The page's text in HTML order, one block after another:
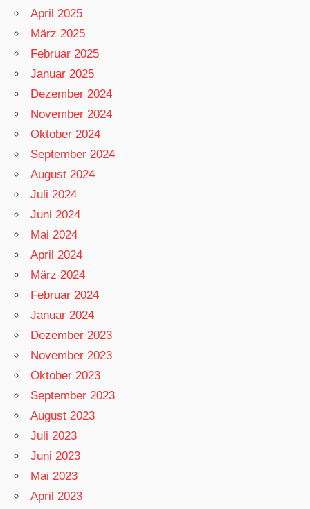
April 2025
März 2025
Februar 2025
Januar 2025
Dezember 2024
November 2024
Oktober 2024
September 2024
August 2024
Juli 2024
Juni 2024
Mai 2024
April 2024
März 2024
Februar 2024
Januar 2024
Dezember 2023
November 2023
Oktober 2023
September 2023
August 2023
Juli 2023
Juni 2023
Mai 2023
April 2023